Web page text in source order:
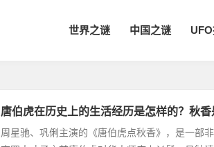
世界之谜 中国之谜
唐伯虎在历史上的生活经历是怎样的？秋
周星驰、巩俐主演的《唐伯虎点秋香》，是一部